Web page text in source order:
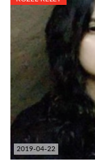
KÖZEL-KELET
AUSZTRÁLIA
A VILÁG ITTHON
2019-04-22